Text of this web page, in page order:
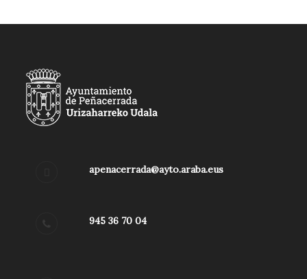
apenacerrada@ayto.araba.eus
945 36 70 04